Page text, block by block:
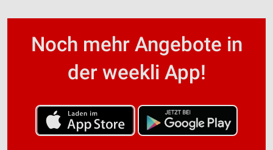
Noch mehr Angebote in
der weekli App!